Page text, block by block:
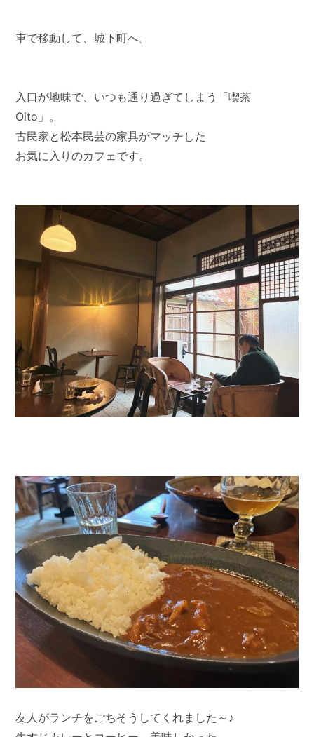
車で移動して、城下町へ。
入口が地味で、いつも通り過ぎてしまう「喫茶
Oito」。
古民家と松本民芸の家具がマッチした
お気に入りのカフェです。
友人がランチをごちそうしてくれました～♪